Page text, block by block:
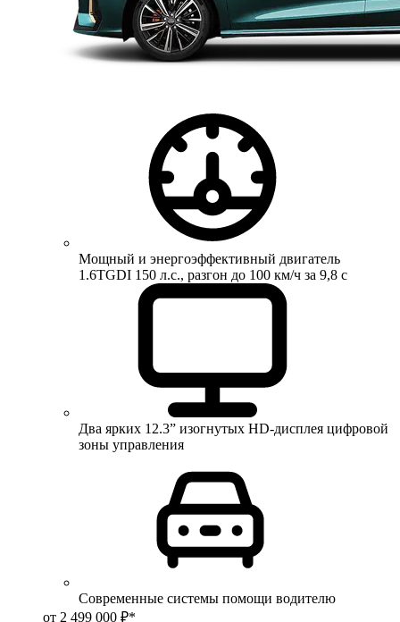
Мощный и энергоэффективный двигатель
1.6TGDI 150 л.с., разгон до 100 км/ч за 9,8 с
Два ярких 12.3” изогнутых HD-дисплея цифровой
зоны управления
Современные системы помощи водителю
от 2 499 000 ₽*